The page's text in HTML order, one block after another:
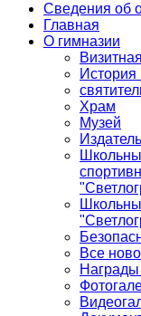
Сведения об
Главная
О гимназии
История
Храм
Музей
Все